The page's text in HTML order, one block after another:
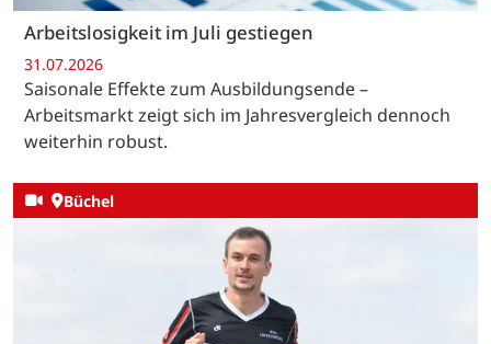
Arbeitslosigkeit im Juli gestiegen
31.07.2026
Saisonale Effekte zum Ausbildungsende –
Arbeitsmarkt zeigt sich im Jahresvergleich dennoch
weiterhin robust.
Büchel